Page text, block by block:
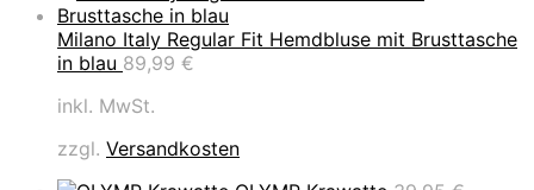
Milano Italy Regular Fit Hemdbluse mit Brusttasche
in blau 89,99 €
inkl. MwSt.
zzgl. Versandkosten